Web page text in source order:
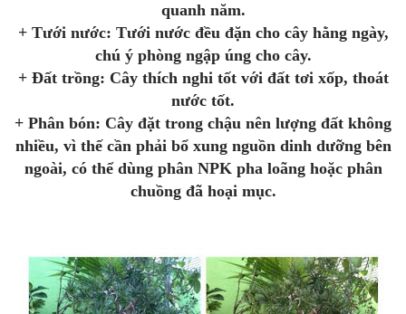
quanh năm.
+ Tưới nước: Tưới nước đều đặn cho cây hằng ngày,
chú ý phòng ngập úng cho cây.
+ Đất trồng: Cây thích nghi tốt với đất tơi xốp, thoát
nước tốt.
+ Phân bón: Cây đặt trong chậu nên lượng đất không
nhiều, vì thế cần phải bổ xung nguồn dinh dưỡng bên
ngoài, có thể dùng phân NPK pha loãng hoặc phân
chuồng đã hoại mục.